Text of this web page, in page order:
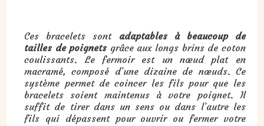
Ces bracelets sont adaptables à beaucoup de
tailles de poignets grâce aux longs brins de coton
coulissants. Le fermoir est un nœud plat en
macramé, composé d’une dizaine de nœuds. Ce
système permet de coincer les fils pour que les
bracelets soient maintenus à votre poignet. Il
suffit de tirer dans un sens ou dans l’autre les
fils qui dépassent pour ouvrir ou fermer votre